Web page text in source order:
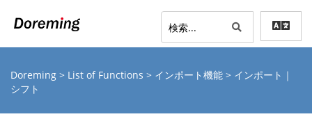
Doreming > List of Functions > インポート機能 > インポート｜
シフト